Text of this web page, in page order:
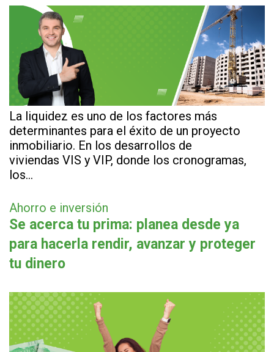
La liquidez es uno de los factores más
determinantes para el éxito de un proyecto
inmobiliario. En los desarrollos de
viviendas VIS y VIP, donde los cronogramas,
los…
Ahorro e inversión
Se acerca tu prima: planea desde ya
para hacerla rendir, avanzar y proteger
tu dinero